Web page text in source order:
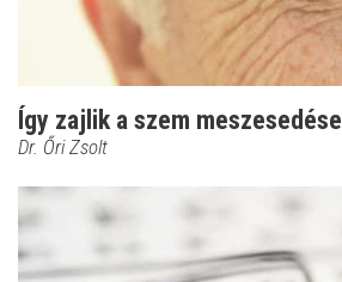
Így zajlik a szem meszesedése
Dr. Őri Zsolt